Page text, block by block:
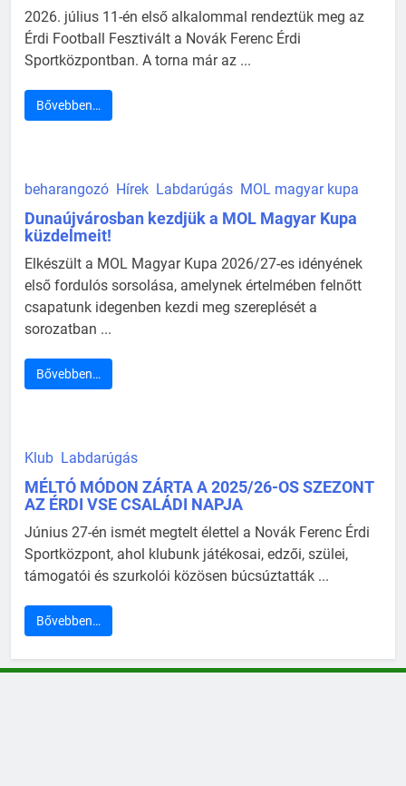
2026. július 11-én első alkalommal rendeztük meg az
Érdi Football Fesztivált a Novák Ferenc Érdi
Sportközpontban. A torna már az ...
Bővebben…
beharangozó Hírek Labdarúgás MOL magyar kupa
Dunaújvárosban kezdjük a MOL Magyar Kupa
küzdelmeit!
Elkészült a MOL Magyar Kupa 2026/27-es idényének
első fordulós sorsolása, amelynek értelmében felnőtt
csapatunk idegenben kezdi meg szereplését a
sorozatban ...
Bővebben…
Klub Labdarúgás
MÉLTÓ MÓDON ZÁRTA A 2025/26-OS SZEZONT
AZ ÉRDI VSE CSALÁDI NAPJA
Június 27-én ismét megtelt élettel a Novák Ferenc Érdi
Sportközpont, ahol klubunk játékosai, edzői, szülei,
támogatói és szurkolói közösen búcsúztatták ...
Bővebben…